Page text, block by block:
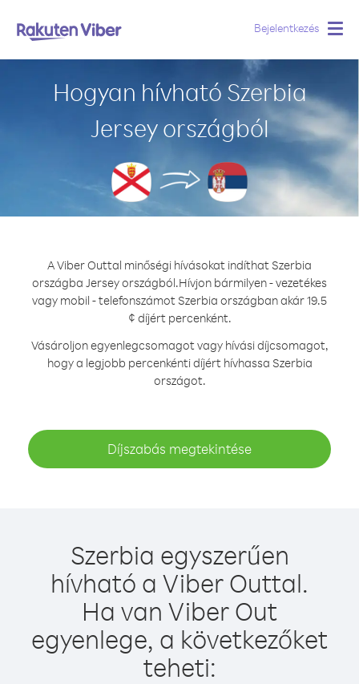
Bejelentkezés
Hogyan hívható Szerbia
Jersey országból
A Viber Outtal minőségi hívásokat indíthat Szerbia
országba Jersey országból.Hívjon bármilyen - vezetékes
vagy mobil - telefonszámot Szerbia országban akár 19.5
¢ díjért percenként.
Vásároljon egyenlegcsomagot vagy hívási díjcsomagot,
hogy a legjobb percenkénti díjért hívhassa Szerbia
országot.
Díjszabás megtekintése
Szerbia egyszerűen
hívható a Viber Outtal.
Ha van Viber Out
egyenlege, a következőket
teheti: